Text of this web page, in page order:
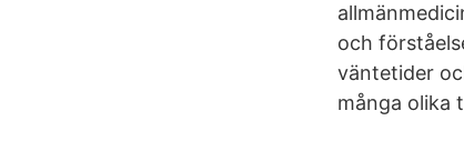
och
väntetider
många olika